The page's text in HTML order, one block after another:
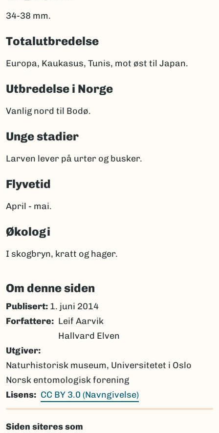
34-38 mm.
Totalutbredelse
Europa, Kaukasus, Tunis, mot øst til Japan.
Utbredelse i Norge
Vanlig nord til Bodø.
Unge stadier
Larven lever på urter og busker.
Flyvetid
April - mai.
Økologi
I skogbryn, kratt og hager.
Om denne siden
Publisert: 1. juni 2014
Forfattere
Leif Aarvik
Hallvard Elven
Utgiver
Naturhistorisk museum, Universitetet i Oslo
Norsk entomologisk forening
Lisens
CC BY 3.0 (Navngivelse)
Siden siteres som